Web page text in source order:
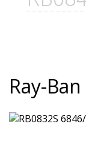
Ray-